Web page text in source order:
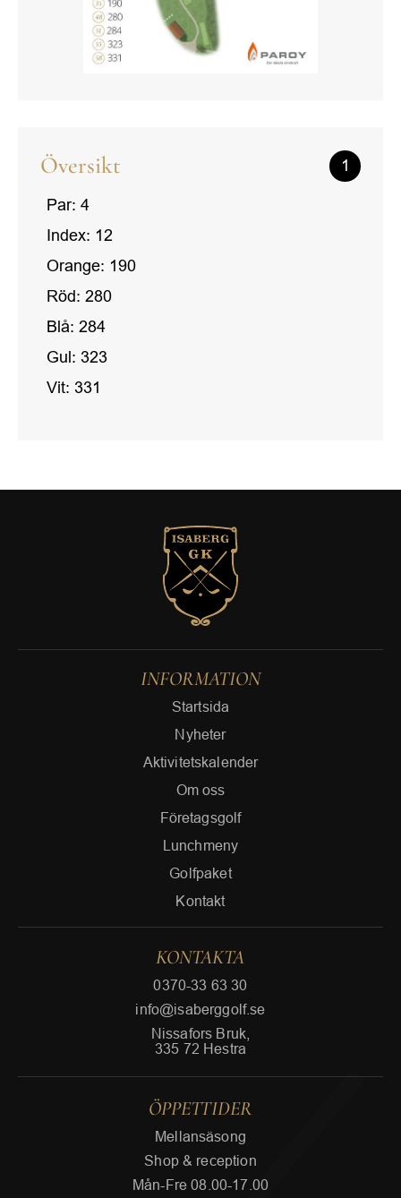
Översikt 1
Par: 4
Index: 12
Orange: 190
Röd: 280
Blå: 284
Gul: 323
Vit: 331
INFORMATION
Startsida
Nyheter
Aktivitetskalender
Om oss
Företagsgolf
Lunchmeny
Golfpaket
Kontakt
KONTAKTA
0370-33 63 30
info@isaberggolf.se
Nissafors Bruk,
335 72 Hestra
ÖPPETTIDER
Mellansäsong
Shop & reception
Mån-Fre 08.00-17.00